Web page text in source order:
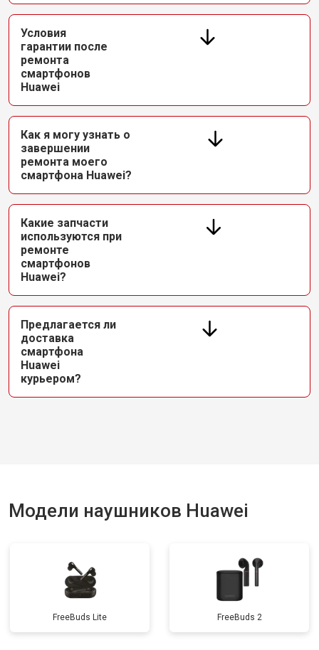
Условия
гарантии после
ремонта
смартфонов
Huawei
Как я могу узнать о
завершении
ремонта моего
смартфона Huawei?
Какие запчасти
используются при
ремонте
смартфонов
Huawei?
Предлагается ли
доставка
смартфона
Huawei
курьером?
Модели наушников Huawei
FreeBuds Lite FreeBuds 2